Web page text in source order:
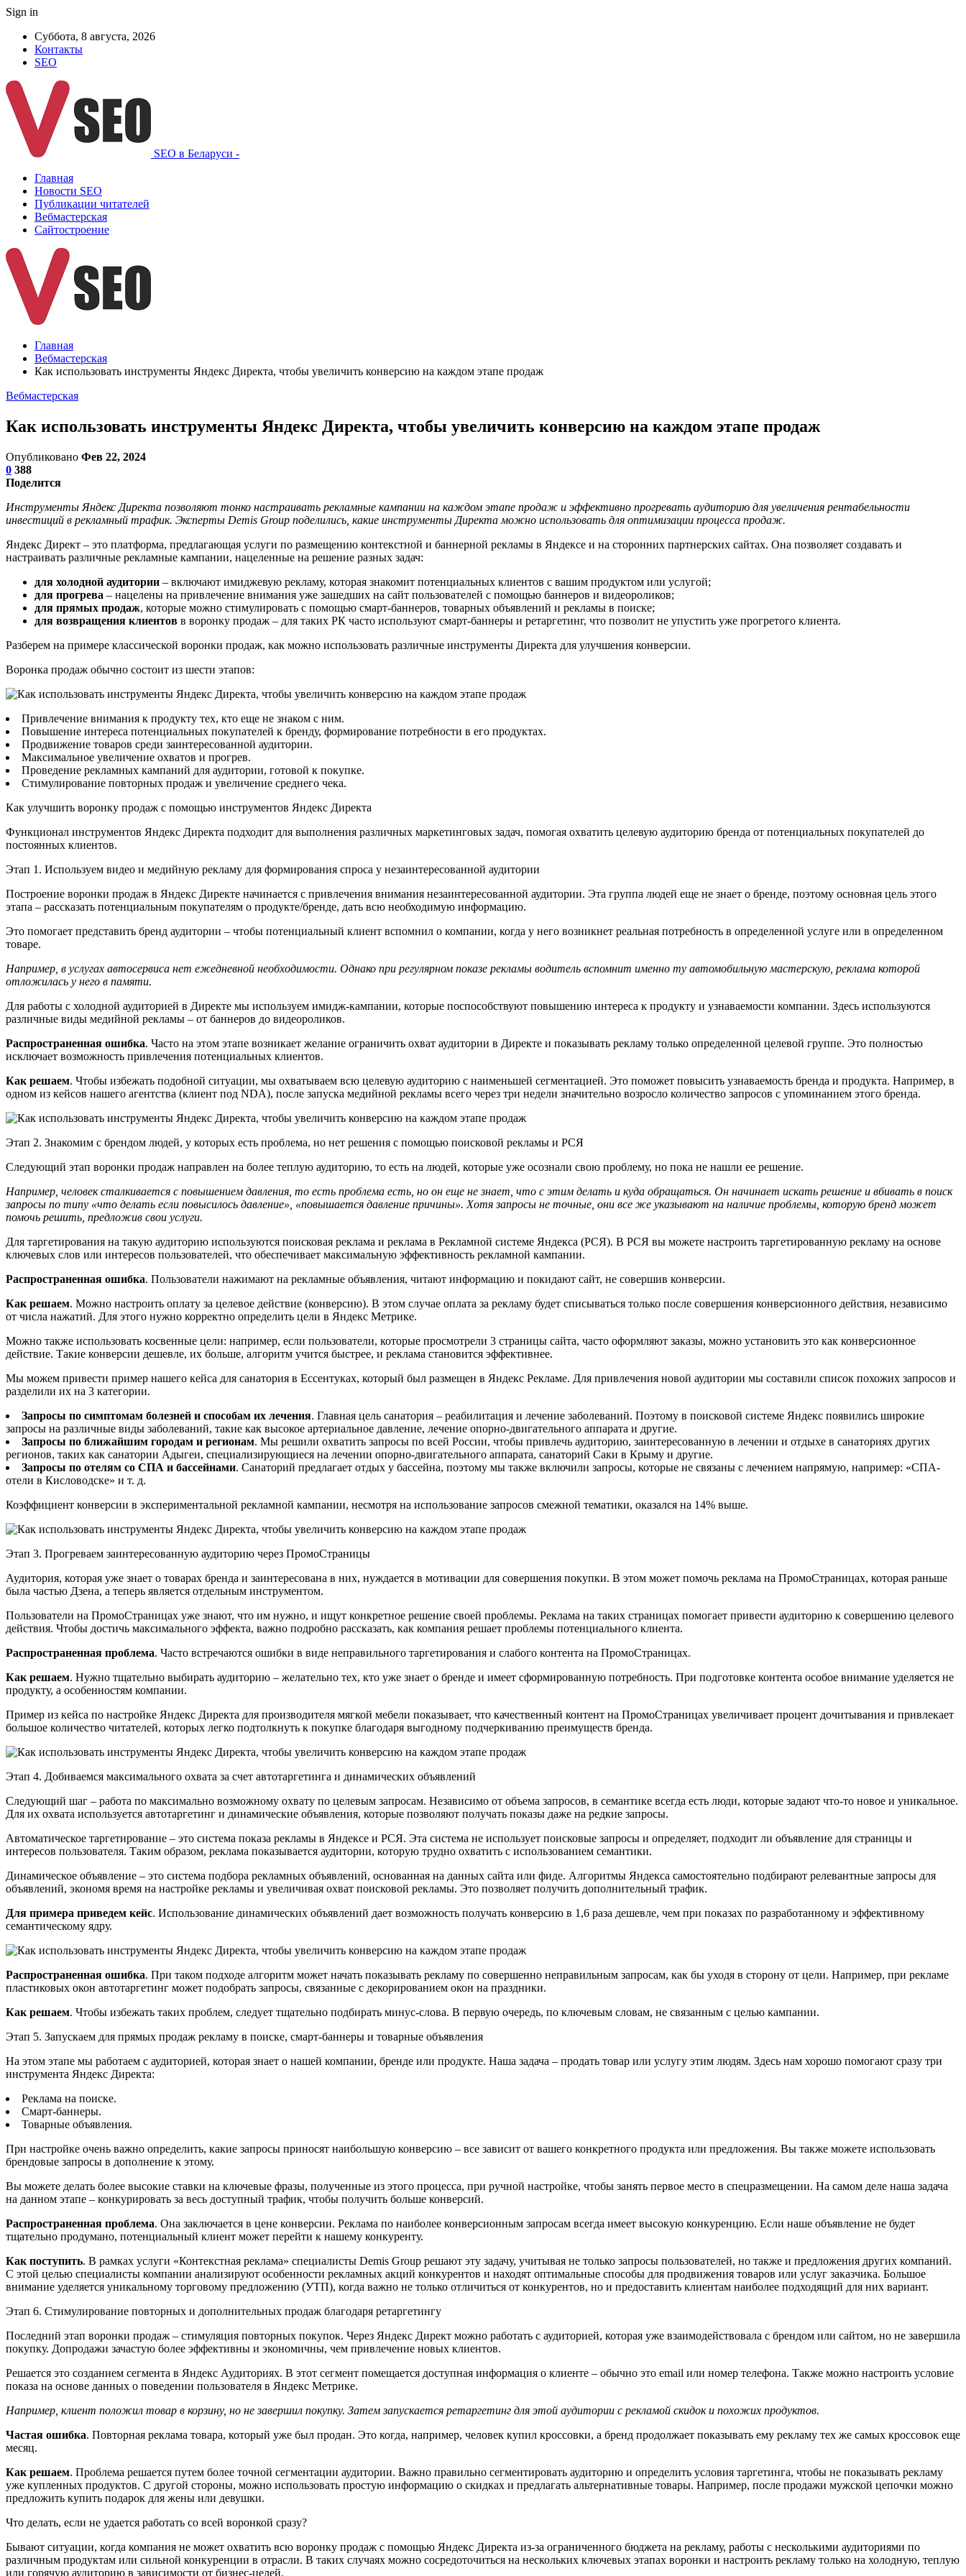
Sign in
Суббота, 8 августа, 2026
Контакты
SEO
SEO в Беларуси -
Главная
Новости SEO
Публикации читателей
Вебмастерская
Сайтостроение
Главная
Вебмастерская
Как использовать инструменты Яндекс Директа, чтобы увеличить конверсию на каждом этапе продаж
Вебмастерская
Как использовать инструменты Яндекс Директа, чтобы увеличить конверсию на каждом этапе продаж
Опубликовано Фев 22, 2024
0 388
Поделится
Инструменты Яндекс Директа позволяют тонко настраивать рекламные кампании на каждом этапе продаж и эффективно прогревать аудиторию для увеличения рентабельности
инвестиций в рекламный трафик. Эксперты Demis Group поделились, какие инструменты Директа можно использовать для оптимизации процесса продаж.
Яндекс Директ – это платформа, предлагающая услуги по размещению контекстной и баннерной рекламы в Яндексе и на сторонних партнерских сайтах. Она позволяет создавать и
настраивать различные рекламные кампании, нацеленные на решение разных задач:
для холодной аудитории – включают имиджевую рекламу, которая знакомит потенциальных клиентов с вашим продуктом или услугой;
для прогрева – нацелены на привлечение внимания уже зашедших на сайт пользователей с помощью баннеров и видеороликов;
для прямых продаж, которые можно стимулировать с помощью смарт-баннеров, товарных объявлений и рекламы в поиске;
для возвращения клиентов в воронку продаж – для таких РК часто используют смарт-баннеры и ретаргетинг, что позволит не упустить уже прогретого клиента.
Разберем на примере классической воронки продаж, как можно использовать различные инструменты Директа для улучшения конверсии.
Воронка продаж обычно состоит из шести этапов:
Привлечение внимания к продукту тех, кто еще не знаком с ним.
Повышение интереса потенциальных покупателей к бренду, формирование потребности в его продуктах.
Продвижение товаров среди заинтересованной аудитории.
Максимальное увеличение охватов и прогрев.
Проведение рекламных кампаний для аудитории, готовой к покупке.
Стимулирование повторных продаж и увеличение среднего чека.
Как улучшить воронку продаж с помощью инструментов Яндекс Директа
Функционал инструментов Яндекс Директа подходит для выполнения различных маркетинговых задач, помогая охватить целевую аудиторию бренда от потенциальных покупателей до
постоянных клиентов.
Этап 1. Используем видео и медийную рекламу для формирования спроса у незаинтересованной аудитории
Построение воронки продаж в Яндекс Директе начинается с привлечения внимания незаинтересованной аудитории. Эта группа людей еще не знает о бренде, поэтому основная цель этого
этапа – рассказать потенциальным покупателям о продукте/бренде, дать всю необходимую информацию.
Это помогает представить бренд аудитории – чтобы потенциальный клиент вспомнил о компании, когда у него возникнет реальная потребность в определенной услуге или в определенном
товаре.
Например, в услугах автосервиса нет ежедневной необходимости. Однако при регулярном показе рекламы водитель вспомнит именно ту автомобильную мастерскую, реклама которой
отложилась у него в памяти.
Для работы с холодной аудиторией в Директе мы используем имидж-кампании, которые поспособствуют повышению интереса к продукту и узнаваемости компании. Здесь используются
различные виды медийной рекламы – от баннеров до видеороликов.
Распространенная ошибка. Часто на этом этапе возникает желание ограничить охват аудитории в Директе и показывать рекламу только определенной целевой группе. Это полностью
исключает возможность привлечения потенциальных клиентов.
Как решаем. Чтобы избежать подобной ситуации, мы охватываем всю целевую аудиторию с наименьшей сегментацией. Это поможет повысить узнаваемость бренда и продукта. Например, в
одном из кейсов нашего агентства (клиент под NDA), после запуска медийной рекламы всего через три недели значительно возросло количество запросов с упоминанием этого бренда.
Этап 2. Знакомим с брендом людей, у которых есть проблема, но нет решения с помощью поисковой рекламы и РСЯ
Следующий этап воронки продаж направлен на более теплую аудиторию, то есть на людей, которые уже осознали свою проблему, но пока не нашли ее решение.
Например, человек сталкивается с повышением давления, то есть проблема есть, но он еще не знает, что с этим делать и куда обращаться. Он начинает искать решение и вбивать в поиск
запросы по типу «что делать если повысилось давление», «повышается давление причины». Хотя запросы не точные, они все же указывают на наличие проблемы, которую бренд может
помочь решить, предложив свои услуги.
Для таргетирования на такую аудиторию используются поисковая реклама и реклама в Рекламной системе Яндекса (РСЯ). В РСЯ вы можете настроить таргетированную рекламу на основе
ключевых слов или интересов пользователей, что обеспечивает максимальную эффективность рекламной кампании.
Распространенная ошибка. Пользователи нажимают на рекламные объявления, читают информацию и покидают сайт, не совершив конверсии.
Как решаем. Можно настроить оплату за целевое действие (конверсию). В этом случае оплата за рекламу будет списываться только после совершения конверсионного действия, независимо
от числа нажатий. Для этого нужно корректно определить цели в Яндекс Метрике.
Можно также использовать косвенные цели: например, если пользователи, которые просмотрели 3 страницы сайта, часто оформляют заказы, можно установить это как конверсионное
действие. Такие конверсии дешевле, их больше, алгоритм учится быстрее, и реклама становится эффективнее.
Мы можем привести пример нашего кейса для санатория в Ессентуках, который был размещен в Яндекс Рекламе. Для привлечения новой аудитории мы составили список похожих запросов и
разделили их на 3 категории.
Запросы по симптомам болезней и способам их лечения. Главная цель санатория – реабилитация и лечение заболеваний. Поэтому в поисковой системе Яндекс появились широкие
запросы на различные виды заболеваний, такие как высокое артериальное давление, лечение опорно-двигательного аппарата и другие.
Запросы по ближайшим городам и регионам. Мы решили охватить запросы по всей России, чтобы привлечь аудиторию, заинтересованную в лечении и отдыхе в санаториях других
регионов, таких как санатории Адыгеи, специализирующиеся на лечении опорно-двигательного аппарата, санаторий Саки в Крыму и другие.
Запросы по отелям со СПА и бассейнами. Санаторий предлагает отдых у бассейна, поэтому мы также включили запросы, которые не связаны с лечением напрямую, например: «СПА-
отели в Кисловодске» и т. д.
Коэффициент конверсии в экспериментальной рекламной кампании, несмотря на использование запросов смежной тематики, оказался на 14% выше.
Этап 3. Прогреваем заинтересованную аудиторию через ПромоСтраницы
Аудитория, которая уже знает о товарах бренда и заинтересована в них, нуждается в мотивации для совершения покупки. В этом может помочь реклама на ПромоСтраницах, которая раньше
была частью Дзена, а теперь является отдельным инструментом.
Пользователи на ПромоСтраницах уже знают, что им нужно, и ищут конкретное решение своей проблемы. Реклама на таких страницах помогает привести аудиторию к совершению целевого
действия. Чтобы достичь максимального эффекта, важно подробно рассказать, как компания решает проблемы потенциального клиента.
Распространенная проблема. Часто встречаются ошибки в виде неправильного таргетирования и слабого контента на ПромоСтраницах.
Как решаем. Нужно тщательно выбирать аудиторию – желательно тех, кто уже знает о бренде и имеет сформированную потребность. При подготовке контента особое внимание уделяется не
продукту, а особенностям компании.
Пример из кейса по настройке Яндекс Директа для производителя мягкой мебели показывает, что качественный контент на ПромоСтраницах увеличивает процент дочитывания и привлекает
большое количество читателей, которых легко подтолкнуть к покупке благодаря выгодному подчеркиванию преимуществ бренда.
Этап 4. Добиваемся максимального охвата за счет автотаргетинга и динамических объявлений
Следующий шаг – работа по максимально возможному охвату по целевым запросам. Независимо от объема запросов, в семантике всегда есть люди, которые задают что-то новое и уникальное.
Для их охвата используется автотаргетинг и динамические объявления, которые позволяют получать показы даже на редкие запросы.
Автоматическое таргетирование – это система показа рекламы в Яндексе и РСЯ. Эта система не использует поисковые запросы и определяет, подходит ли объявление для страницы и
интересов пользователя. Таким образом, реклама показывается аудитории, которую трудно охватить с использованием семантики.
Динамическое объявление – это система подбора рекламных объявлений, основанная на данных сайта или фиде. Алгоритмы Яндекса самостоятельно подбирают релевантные запросы для
объявлений, экономя время на настройке рекламы и увеличивая охват поисковой рекламы. Это позволяет получить дополнительный трафик.
Для примера приведем кейс. Использование динамических объявлений дает возможность получать конверсию в 1,6 раза дешевле, чем при показах по разработанному и эффективному
семантическому ядру.
Распространенная ошибка. При таком подходе алгоритм может начать показывать рекламу по совершенно неправильным запросам, как бы уходя в сторону от цели. Например, при рекламе
пластиковых окон автотаргетинг может подобрать запросы, связанные с декорированием окон на праздники.
Как решаем. Чтобы избежать таких проблем, следует тщательно подбирать минус-слова. В первую очередь, по ключевым словам, не связанным с целью кампании.
Этап 5. Запускаем для прямых продаж рекламу в поиске, смарт-баннеры и товарные объявления
На этом этапе мы работаем с аудиторией, которая знает о нашей компании, бренде или продукте. Наша задача – продать товар или услугу этим людям. Здесь нам хорошо помогают сразу три
инструмента Яндекс Директа:
Реклама на поиске.
Смарт-баннеры.
Товарные объявления.
При настройке очень важно определить, какие запросы приносят наибольшую конверсию – все зависит от вашего конкретного продукта или предложения. Вы также можете использовать
брендовые запросы в дополнение к этому.
Вы можете делать более высокие ставки на ключевые фразы, полученные из этого процесса, при ручной настройке, чтобы занять первое место в спецразмещении. На самом деле наша задача
на данном этапе – конкурировать за весь доступный трафик, чтобы получить больше конверсий.
Распространенная проблема. Она заключается в цене конверсии. Реклама по наиболее конверсионным запросам всегда имеет высокую конкуренцию. Если наше объявление не будет
тщательно продумано, потенциальный клиент может перейти к нашему конкуренту.
Как поступить. В рамках услуги «Контекстная реклама» специалисты Demis Group решают эту задачу, учитывая не только запросы пользователей, но также и предложения других компаний.
С этой целью специалисты компании анализируют особенности рекламных акций конкурентов и находят оптимальные способы для продвижения товаров или услуг заказчика. Большое
внимание уделяется уникальному торговому предложению (УТП), когда важно не только отличиться от конкурентов, но и предоставить клиентам наиболее подходящий для них вариант.
Этап 6. Стимулирование повторных и дополнительных продаж благодаря ретаргетингу
Последний этап воронки продаж – стимуляция повторных покупок. Через Яндекс Директ можно работать с аудиторией, которая уже взаимодействовала с брендом или сайтом, но не завершила
покупку. Допродажи зачастую более эффективны и экономичны, чем привлечение новых клиентов.
Решается это созданием сегмента в Яндекс Аудиториях. В этот сегмент помещается доступная информация о клиенте – обычно это email или номер телефона. Также можно настроить условие
показа на основе данных о поведении пользователя в Яндекс Метрике.
Например, клиент положил товар в корзину, но не завершил покупку. Затем запускается ретаргетинг для этой аудитории с рекламой скидок и похожих продуктов.
Частая ошибка. Повторная реклама товара, который уже был продан. Это когда, например, человек купил кроссовки, а бренд продолжает показывать ему рекламу тех же самых кроссовок еще
месяц.
Как решаем. Проблема решается путем более точной сегментации аудитории. Важно правильно сегментировать аудиторию и определить условия таргетинга, чтобы не показывать рекламу
уже купленных продуктов. С другой стороны, можно использовать простую информацию о скидках и предлагать альтернативные товары. Например, после продажи мужской цепочки можно
предложить купить подарок для жены или девушки.
Что делать, если не удается работать со всей воронкой сразу?
Бывают ситуации, когда компания не может охватить всю воронку продаж с помощью Яндекс Директа из-за ограниченного бюджета на рекламу, работы с несколькими аудиториями по
различным продуктам или сильной конкуренции в отрасли. В таких случаях можно сосредоточиться на нескольких ключевых этапах воронки и настроить рекламу только на холодную, теплую
или горячую аудиторию в зависимости от бизнес-целей.